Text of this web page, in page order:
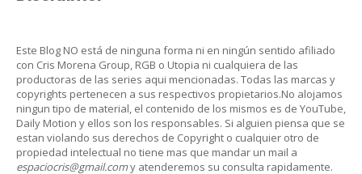
Este Blog NO está de ninguna forma ni en ningún sentido afiliado
con Cris Morena Group, RGB o Utopia ni cualquiera de las
productoras de las series aqui mencionadas. Todas las marcas y
copyrights pertenecen a sus respectivos propietarios.No alojamos
ningun tipo de material, el contenido de los mismos es de YouTube,
Daily Motion y ellos son los responsables. Si alguien piensa que se
estan violando sus derechos de Copyright o cualquier otro de
propiedad intelectual no tiene mas que mandar un mail a
espaciocris@gmail.comy atenderemos su consulta rapidamente.